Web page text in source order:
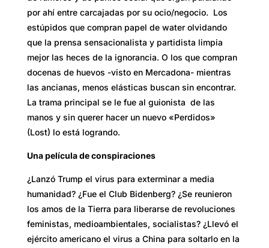
por ahí entre carcajadas por su ocio/negocio. Los
estúpidos que compran papel de water olvidando
que la prensa sensacionalista y partidista limpia
mejor las heces de la ignorancia. O los que compran
docenas de huevos -visto en Mercadona- mientras
las ancianas, menos elásticas buscan sin encontrar.
La trama principal se le fue al guionista de las
manos y sin querer hacer un nuevo «Perdidos»
(Lost) lo está logrando.
Una película de conspiraciones
¿Lanzó Trump el virus para exterminar a media
humanidad? ¿Fue el Club Bidenberg? ¿Se reunieron
los amos de la Tierra para liberarse de revoluciones
feministas, medioambientales, socialistas? ¿Llevó el
ejército americano el virus a China para soltarlo en la